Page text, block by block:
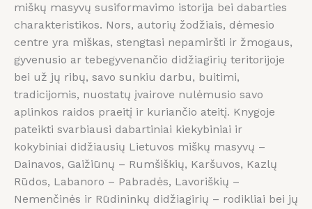
miškų masyvų susiformavimo istorija bei dabarties
charakteristikos. Nors, autorių žodžiais, dėmesio
centre yra miškas, stengtasi nepamiršti ir žmogaus,
gyvenusio ar tebegyvenančio didžiagirių teritorijoje
bei už jų ribų, savo sunkiu darbu, buitimi,
tradicijomis, nuostatų įvairove nulėmusio savo
aplinkos raidos praeitį ir kuriančio ateitį. Knygoje
pateikti svarbiausi dabartiniai kiekybiniai ir
kokybiniai didžiausių Lietuvos miškų masyvų –
Dainavos, Gaižiūnų – Rumšiškių, Karšuvos, Kazlų
Rūdos, Labanoro – Pabradės, Lavoriškių –
Nemenčinės ir Rūdininkų didžiagirių – rodikliai bei jų